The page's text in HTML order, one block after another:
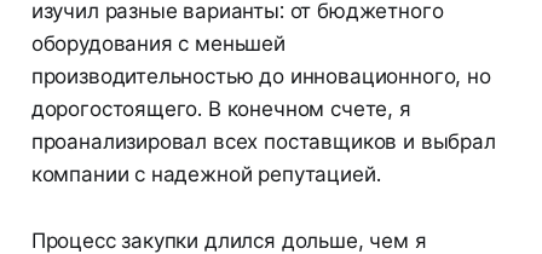
изучил разные варианты: от бюджетного
оборудования с меньшей
производительностью до инновационного, но
дорогостоящего. В конечном счете, я
проанализировал всех поставщиков и выбрал
компании с надежной репутацией.
Процесс закупки длился дольше, чем я